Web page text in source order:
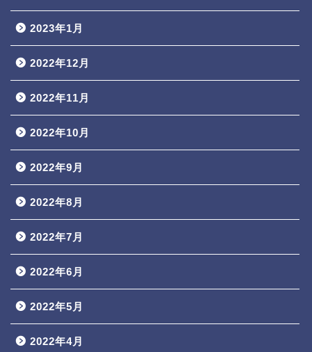
2023年1月
2022年12月
2022年11月
2022年10月
2022年9月
2022年8月
2022年7月
2022年6月
2022年5月
2022年4月